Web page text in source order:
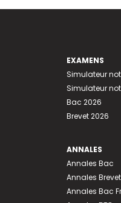
EXAMENS
Simulateur
Simulateur
Bac 2026
Brevet 2026
ANNALES
Annales Bac
Annales Brevet
Annales Bac